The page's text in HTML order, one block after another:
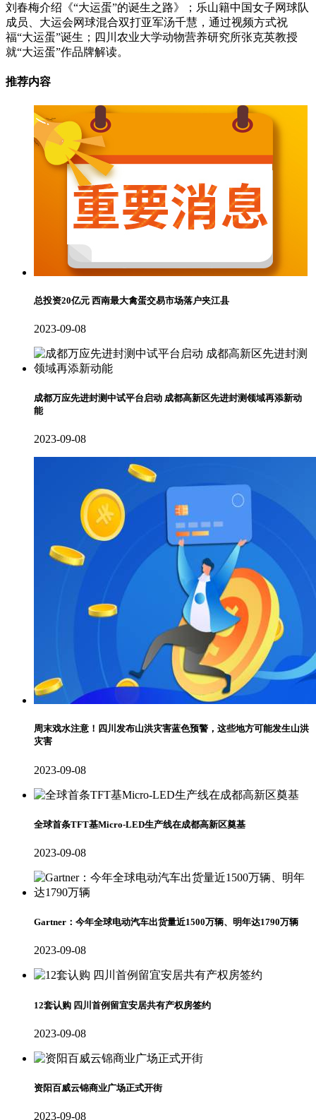
刘春梅介绍《“大运蛋”的诞生之路》；乐山籍中国女子网球队
成员、大运会网球混合双打亚军汤千慧，通过视频方式祝
福“大运蛋”诞生；四川农业大学动物营养研究所张克英教授
就“大运蛋”作品牌解读。
推荐内容
总投资20亿元 西南最大禽蛋交易市场落户夹江县
2023-09-08
成都万应先进封测中试平台启动 成都高新区先进封测领域再添新动
能
2023-09-08
周末戏水注意！四川发布山洪灾害蓝色预警，这些地方可能发生山洪
灾害
2023-09-08
全球首条TFT基Micro-LED生产线在成都高新区奠基
2023-09-08
Gartner：今年全球电动汽车出货量近1500万辆、明年达1790万辆
2023-09-08
12套认购 四川首例留宜安居共有产权房签约
2023-09-08
资阳百威云锦商业广场正式开街
2023-09-08